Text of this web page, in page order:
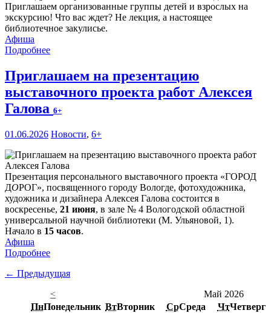
Приглашаем организованные группы детей и взрослых на
экскурсию! Что вас ждет? Не лекция, а настоящее
библиотечное закулисье.
Афиша
Подробнее
Приглашаем на презентацию
выставочного проекта работ Алексея
Галова 6+
01.06.2026 Новости, 6+
Презентация персонального выставочного проекта «ГОРОД
ДОРОГ», посвященного городу Вологде, фотохудожника,
художника и дизайнера Алексея Галова состоится в
воскресенье, 21 июня, в зале № 4 Вологодской областной
универсальной научной библиотеки (М. Ульяновой, 1).
Начало в 15 часов.
Афиша
Подробнее
← Предыдущая
<
Май 2026
ПнПонедельник ВтВторник СрСреда ЧтЧетверг